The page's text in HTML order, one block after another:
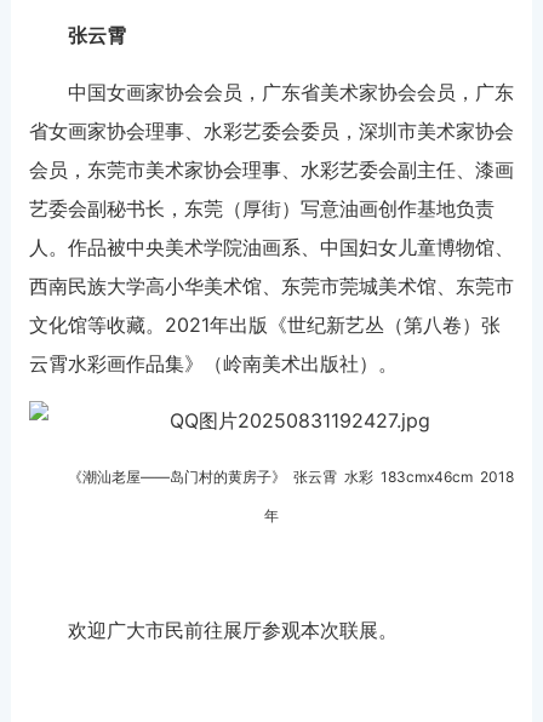
张云霄
中国女画家协会会员，广东省美术家协会会员，广东
省女画家协会理事、水彩艺委会委员，深圳市美术家协会
会员，东莞市美术家协会理事、水彩艺委会副主任、漆画
艺委会副秘书长，东莞（厚街）写意油画创作基地负责
人。作品被中央美术学院油画系、中国妇女儿童博物馆、
西南民族大学高小华美术馆、东莞市莞城美术馆、东莞市
文化馆等收藏。2021年出版《世纪新艺丛（第八卷）张
云霄水彩画作品集》（岭南美术出版社）。
《潮汕老屋——岛门村的黄房子》 张云霄 水彩 183cmx46cm 2018
年
欢迎广大市民前往展厅参观本次联展。